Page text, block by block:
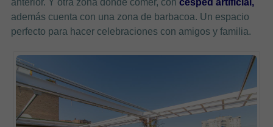
además cuenta con una zona de barbacoa. Un espacio
perfecto para hacer celebraciones con amigos y familia.